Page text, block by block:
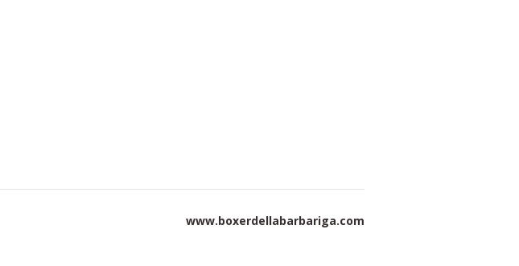
www.boxerdellabarbariga.com